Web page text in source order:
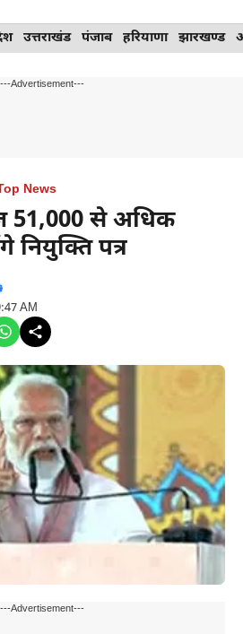
उत्तराखंड पंजाब हरियाणा झारखण्ड
---Advertisement---
News
से अधिक
पत्र
AM
---Advertisement---